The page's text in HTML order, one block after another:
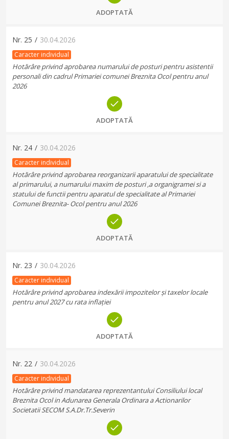
ADOPTATĂ
Nr. 25 / 30.04.2026
Caracter individual
Hotărâre privind aprobarea numarului de posturi pentru asistentii
personali din cadrul Primariei comunei Breznita Ocol pentru anul
2026
ADOPTATĂ
Nr. 24 / 30.04.2026
Caracter individual
Hotărâre privind aprobarea reorganizarii aparatului de specialitate
al primarului, a numarului maxim de posturi ,a organigramei si a
statului de functii pentru aparatul de specialitate al Primariei
Comunei Breznita- Ocol pentru anul 2026
ADOPTATĂ
Nr. 23 / 30.04.2026
Caracter individual
Hotărâre privind aprobarea indexării impozitelor și taxelor locale
pentru anul 2027 cu rata inflației
ADOPTATĂ
Nr. 22 / 30.04.2026
Caracter individual
Hotărâre privind mandatarea reprezentantului Consiliului local
Breznita Ocol in Adunarea Generala Ordinara a Actionarilor
Societatii SECOM S.A.Dr.Tr.Severin